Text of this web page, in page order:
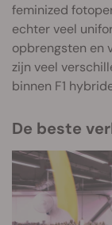
feminized
echter veel
opbrengsten en
zijn veel
binnen F1
De beste